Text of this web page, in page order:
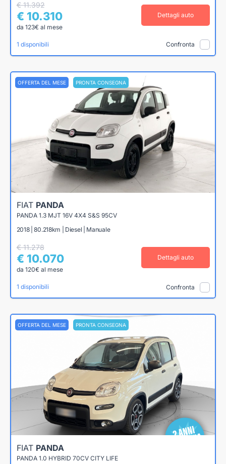
€ 11.392
€ 10.310
da 123€ al mese
Dettagli auto
1 disponibili Confronta
OFFERTA DEL MESE PRONTA CONSEGNA
FIAT PANDA
PANDA 1.3 MJT 16V 4X4 S&S 95CV
2018 | 80.218km | Diesel | Manuale
€ 11.278
€ 10.070
da 120€ al mese
Dettagli auto
1 disponibili Confronta
OFFERTA DEL MESE PRONTA CONSEGNA
FIAT PANDA
PANDA 1.0 HYBRID 70CV CITY LIFE